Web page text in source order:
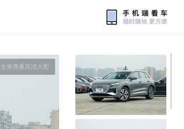
全屏查看高清大图